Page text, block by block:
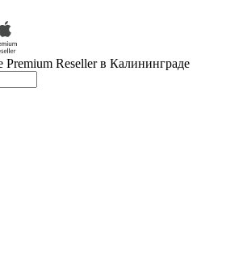
Reseller в Калининграде